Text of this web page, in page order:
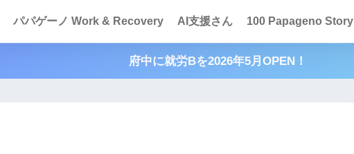
パパゲーノ Work & Recovery AI支援さん 100 Papageno Story
府中に就労Bを2026年5月OPEN！